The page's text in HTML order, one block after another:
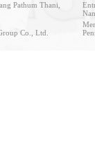
Pathum Thani,
Co., Ltd.